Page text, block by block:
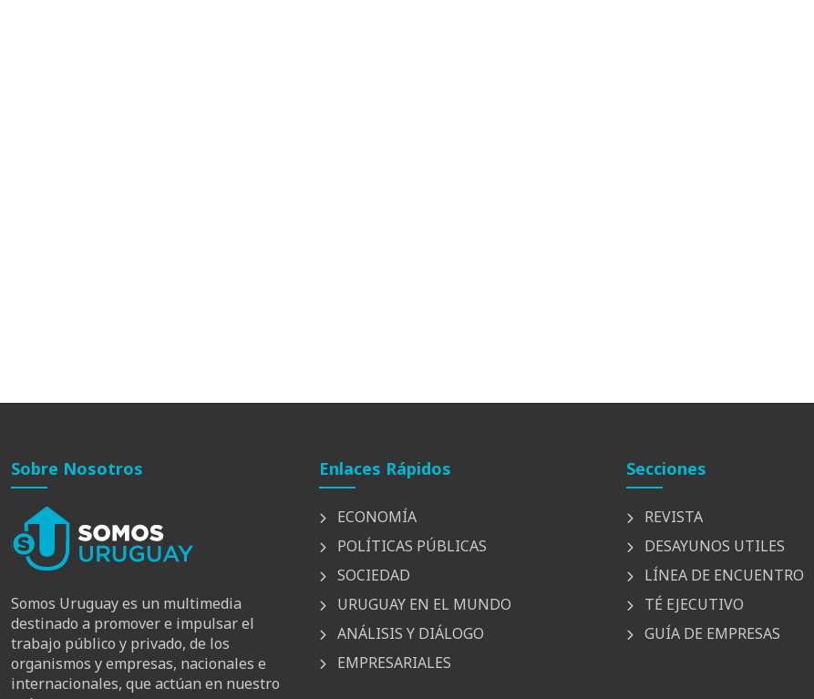
Sobre Nosotros
Somos Uruguay es un multimedia
destinado a promover e impulsar el
trabajo público y privado, de los
organismos y empresas, nacionales e
internacionales, que actúan en nuestro
Enlaces Rápidos
ECONOMÍA
POLÍTICAS PÚBLICAS
SOCIEDAD
URUGUAY EN EL MUNDO
ANÁLISIS Y DIÁLOGO
EMPRESARIALES
Secciones
REVISTA
DESAYUNOS UTILES
LÍNEA DE ENCUENTRO
TÉ EJECUTIVO
GUÍA DE EMPRESAS